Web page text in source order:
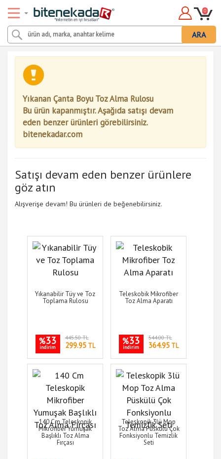
ARA
0
Yıkanan Çanta Boyu Toz Alma Rulosu
Bu ürün kapanmıştır. Aşağıda satışı devam
eden benzer ürünleri görebilirsiniz.
bitenekadar.com
Satışı devam eden benzer ürünlere
göz atın
Alışverişe devam! Bu ürünleri de beğenebilirsiniz.
Yıkanabilir Tüy ve Toz
Toplama Rulosu
%33
indirim
445.50 TL
299.95TL
Teleskobik Mikrofiber
Toz Alma Aparatı
%33
indirim
544.00 TL
364.95TL
140 Cm Teleskopik
Mikrofiber Yumuşak
Başlıklı Toz Alma
Fırçası
Teleskopik 3lü Mop
Toz Alma Püskülü Çok
Fonksiyonlu Temizlik
Seti